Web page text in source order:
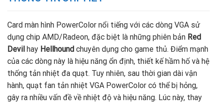
Card màn hình PowerColor nổi tiếng với các dòng VGA sử
dụng chip AMD/Radeon, đặc biệt là những phiên bản Red
Devil hay Hellhound chuyên dụng cho game thủ. Điểm mạnh
của các dòng này là hiệu năng ổn định, thiết kế hầm hố và hệ
thống tản nhiệt đa quạt. Tuy nhiên, sau thời gian dài vận
hành, quạt fan tản nhiệt VGA PowerColor có thể bị hỏng,
gây ra nhiều vấn đề về nhiệt độ và hiệu năng. Lúc này, thay